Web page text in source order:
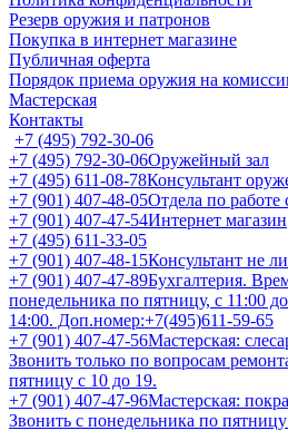
Резерв оружия и патронов
Покупка в интернет магазине
Публичная оферта
Порядок приема оружия на
Мастерская
Контакты
+7 (495) 792-30-06
+7 (495) 792-30-06Оружейный зал
+7 (495) 611-08-78Консультант
+7 (901) 407-48-05Отдела по
+7 (901) 407-47-54Интернет магазин
+7 (495) 611-33-05
+7 (901) 407-48-15Консультант не
+7 (901) 407-47-89Бухгалтерия.
понедельника по пятницу, с 11:00
14:00. Доп.номер:+7(495)611-59-65
+7 (901) 407-47-56Мастерская:
Звонить только по вопросам
пятницу с 10 до 19.
+7 (901) 407-47-96Мастерская:
Звонить с понедельника по